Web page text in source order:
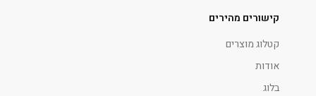
קישורים מהירים
קטלוג מוצרים
אודות
בלוג